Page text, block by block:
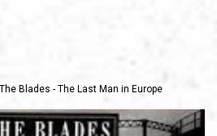
The Blades - The Last Man in Europe